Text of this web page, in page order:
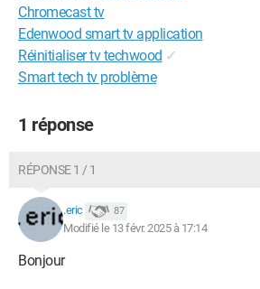
Chromecast tv
Edenwood smart tv application
Réinitialiser tv techwood ✓
Smart tech tv problème
1 réponse
RÉPONSE 1 / 1
.eric 87
Modifié le 13 févr. 2025 à 17:14
Bonjour